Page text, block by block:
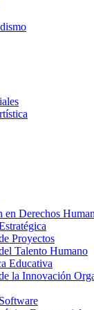
en Derechos
Proyectos
Talento Humano
Educativa
la Innovación